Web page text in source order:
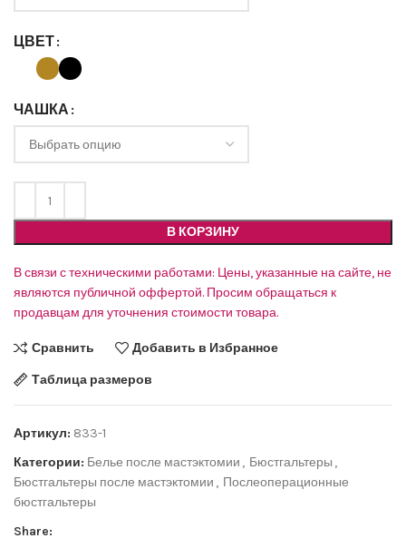
ЦВЕТ
ЧАШКА
В КОРЗИНУ
В связи с техническими работами: Цены, указанные на сайте, не
являются публичной оффертой. Просим обращаться к
продавцам для уточнения стоимости товара.
Сравнить Добавить в Избранное
Таблица размеров
Артикул: 833-1
Категории: Белье после мастэктомии , Бюстгальтеры ,
Бюстгальтеры после мастэктомии , Послеоперационные
бюстгальтеры
Share: